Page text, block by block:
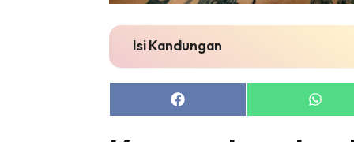
Isi Kandungan
Share
on
Share
on